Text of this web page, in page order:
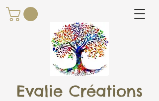
Evalie Créations